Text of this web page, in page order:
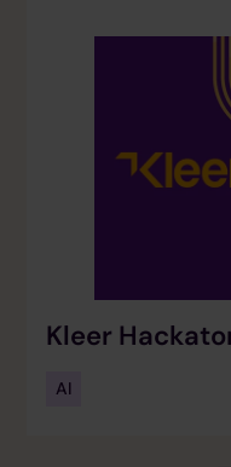
Kleer
AI